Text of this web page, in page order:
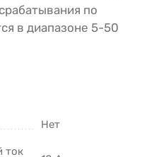
по
в диапазоне 5-50
Нет
ток